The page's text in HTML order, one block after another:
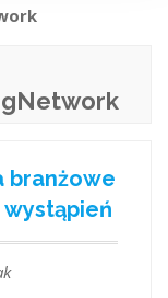
branżowe
wystąpień